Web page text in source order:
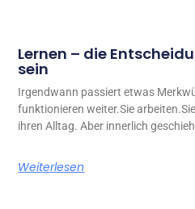
Lernen – die
sein
Irgendwann passiert etwas
funktionieren weiter.Sie
ihren Alltag. Aber innerlich
Weiterlesen